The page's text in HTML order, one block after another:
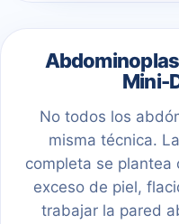
Mini-
No todos los
misma técnica.
completa se plantea
exceso de piel,
trabajar la pared